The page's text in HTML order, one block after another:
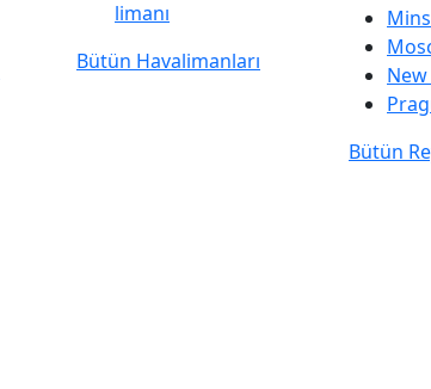
limanı
Bütün Havalimanları
New
Bütün